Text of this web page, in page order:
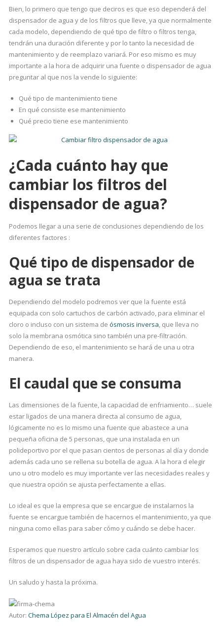
Bien, lo primero que tengo que deciros es que eso dependerá del
dispensador de agua y de los filtros que lleve, ya que normalmente
cada modelo, dependiendo de qué tipo de filtro o filtros tenga,
tendrán una duración diferente y por lo tanto la necesidad de
mantenimiento y de reemplazo variará. Por eso mismo es muy
importante a la hora de adquirir una fuente o dispensador de agua
preguntar al que nos la vende lo siguiente:
Qué tipo de mantenimiento tiene
En qué consiste ese mantenimiento
Qué precio tiene ese mantenimiento
¿Cada cuánto hay que
cambiar los filtros del
dispensador de agua?
Podemos llegar a una serie de conclusiones dependiendo de los
diferentes factores :
Qué tipo de dispensador de
agua se trata
Dependiendo del modelo podremos ver que la fuente está
equipada con solo cartuchos de carbón activado, para eliminar el
cloro o incluso con un sistema de ósmosis inversa, que lleva no
solo la membrana osmótica sino también una pre-filtración.
Dependiendo de eso, el mantenimiento se hará de una u otra
manera.
El caudal que se consuma
Las dimensiones de la fuente, la capacidad de enfriamiento… suele
estar ligados de una manera directa al consumo de agua,
lógicamente no es lo mismo una fuente que abastece a una
pequeña oficina de 5 personas, que una instalada en un
polideportivo por el que pasan cientos de personas al día y donde
además cada uno se rellena su botella de agua. A la hora d elegir
uno u otro modelo es muy importante ver las necesidades reales y
que nuestra opción se ajusta perfectamente a ellas.
Lo ideal es que la empresa que se encargue de instalarnos la
fuente se encargue también de hacernos el mantenimiento, ya que
ninguna como ellas para saber cómo y cuándo se debe hacer.
Esperamos que nuestro artículo sobre cada cuánto cambiar los
filtros de un dispensador de agua haya sido de vuestro interés.
Un saludo y hasta la próxima.
Autor: Chema López para El Almacén del Agua